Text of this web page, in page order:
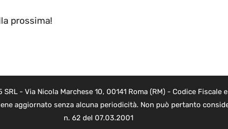
prossima!
- Via Nicola Marchese 10, 00141 Roma (RM) - Codice Fiscale
aggiornato senza alcuna periodicità. Non può pertanto
n. 62 del 07.03.2001